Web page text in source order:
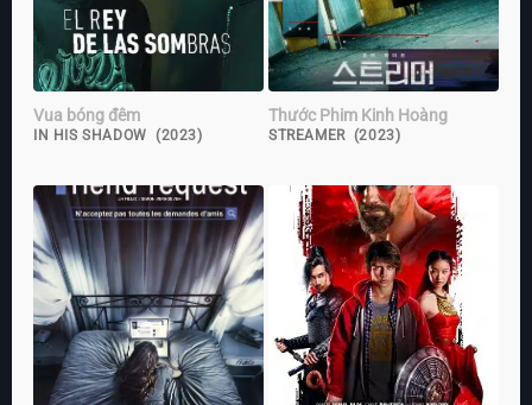
Vua bóng đêm
IN HIS SHADOW (2023)
Thước Phim Kinh Hoàng
STREAMER (2023)